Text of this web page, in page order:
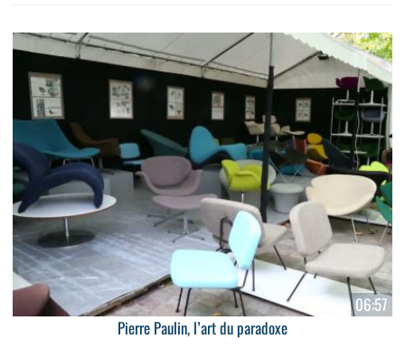
06:57
Pierre Paulin, l’art du paradoxe